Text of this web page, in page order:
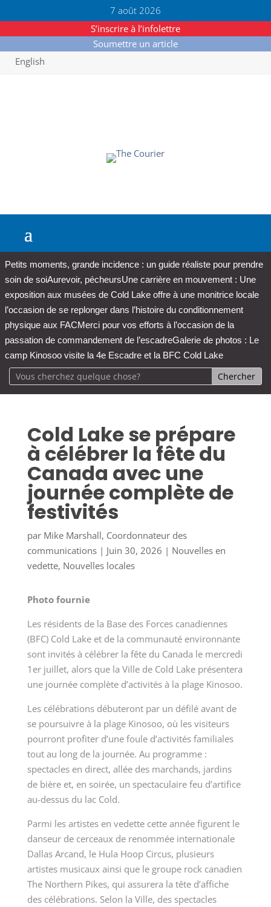
7 août 2026
S’inscrire à l’infolettre
Soumettre un article
English
Petits moments, grande incidence : un guide réaliste pour prendre
soin de soiAurevoir, pécheursUne carrière en mouvement : Une
exposition aux musées de Cold Lake offre à une monitrice locale
l’occasion de se replonger dans l’histoire du conditionnement
physique aux FACMerci pour vos efforts à l’occasion de la
passation de commandement de l’escadreGalerie de photos : Le
camp Kinosoo visite la 4e Escadre et la BFC Cold Lake
Cold Lake se prépare
à célébrer la fête du
Canada avec une
journée complète de
festivités
par Mike Marshall, Coordonnateur des
communications| Juin 30, 2026 | Nouvelles en
vedette, Nouvelles locales
Photo fournie
Les résidents de la Base des Forces canadiennes
(BFC) Cold Lake et de la communauté environnante
sont invités à célébrer la fête du Canada le mercredi
1er juillet, alors que la Ville de Cold Lake présentera
une journée complète d’activités à la plage Kinosoo.
Les célébrations débuteront par un défilé avant de
se poursuivre à la plage Kinosoo, où les visiteurs
pourront profiter d’une foule d’activités familiales
tout au long de la journée. Au programme :
spectacles en direct, allée des marchands, jardins
de bière et, en soirée, un spectaculaire feu d’artifice
au-dessus du lac Cold.
Parmi les artistes en vedette cette année figurent le
danseur de cerceaux de renommée internationale
Dallas Arcand, le Hula Hoop Circus, plusieurs
artistes musicaux ainsi que le groupe rock canadien
The Northern Pikes, qui assurera la tête d’affiche
des célébrations. Selon la Ville, des spectacles